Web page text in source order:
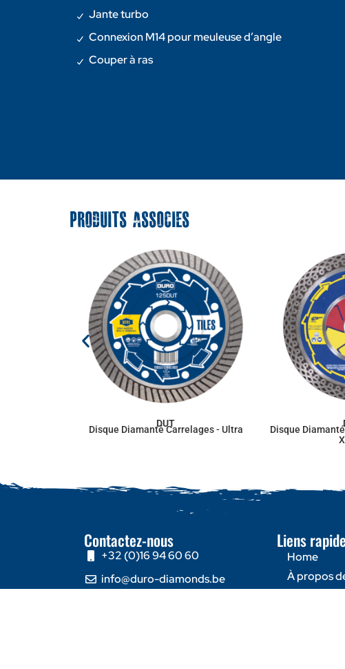
Jante turbo
Connexion M14 pour meuleuse d’angle
Couper à ras
PRODUITS ASSOCIES
DUT
Disque Diamanté Carrelages - Ultra
Disque
Contactez-nous
+32 (0)16 94 60 60
info@duro-diamonds.be
Liens
Home
À propos